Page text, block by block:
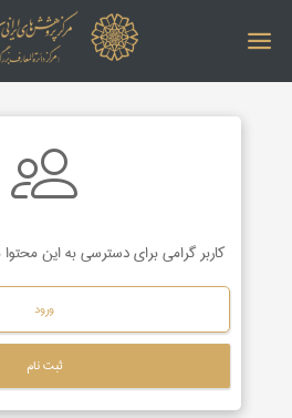
کاربر گرامی برای دسترسی به این محتوا
ورود
ثبت نام